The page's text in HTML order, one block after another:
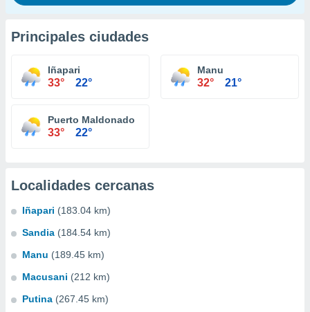
Principales ciudades
Iñapari
33° 22°
Manu
32° 21°
Puerto Maldonado
33° 22°
Localidades cercanas
Iñapari (183.04 km)
Sandia (184.54 km)
Manu (189.45 km)
Macusani (212 km)
Putina (267.45 km)